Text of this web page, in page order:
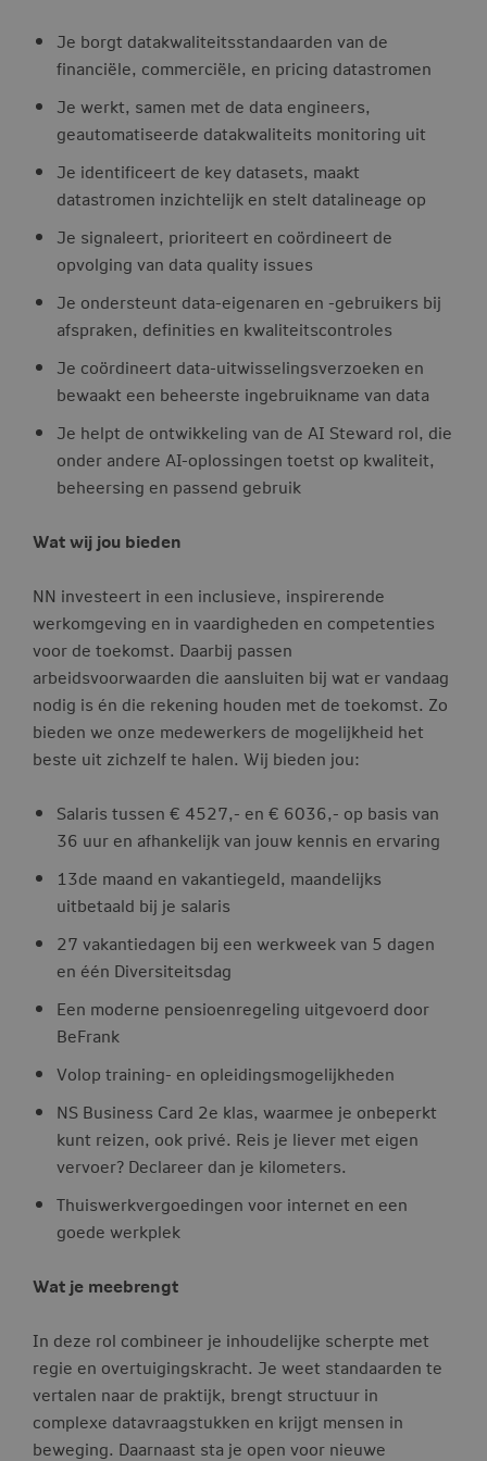
Je borgt datakwaliteitsstandaarden van de
financiële, commerciële, en pricing datastromen
Je werkt, samen met de data engineers,
geautomatiseerde datakwaliteits monitoring uit
Je identificeert de key datasets, maakt
datastromen inzichtelijk en stelt datalineage op
Je signaleert, prioriteert en coördineert de
opvolging van data quality issues
Je ondersteunt data-eigenaren en -gebruikers bij
afspraken, definities en kwaliteitscontroles
Je coördineert data-uitwisselingsverzoeken en
bewaakt een beheerste ingebruikname van data
Je helpt de ontwikkeling van de AI Steward rol, die
onder andere AI-oplossingen toetst op kwaliteit,
beheersing en passend gebruik
Wat wij jou bieden
NN investeert in een inclusieve, inspirerende
werkomgeving en in vaardigheden en competenties
voor de toekomst. Daarbij passen
arbeidsvoorwaarden die aansluiten bij wat er vandaag
nodig is én die rekening houden met de toekomst. Zo
bieden we onze medewerkers de mogelijkheid het
beste uit zichzelf te halen. Wij bieden jou:
Salaris tussen € 4527,- en € 6036,- op basis van
36 uur en afhankelijk van jouw kennis en ervaring
13de maand en vakantiegeld, maandelijks
uitbetaald bij je salaris
27 vakantiedagen bij een werkweek van 5 dagen
en één Diversiteitsdag
Een moderne pensioenregeling uitgevoerd door
BeFrank
Volop training- en opleidingsmogelijkheden
NS Business Card 2e klas, waarmee je onbeperkt
kunt reizen, ook privé. Reis je liever met eigen
vervoer? Declareer dan je kilometers.
Thuiswerkvergoedingen voor internet en een
goede werkplek
Wat je meebrengt
In deze rol combineer je inhoudelijke scherpte met
regie en overtuigingskracht. Je weet standaarden te
vertalen naar de praktijk, brengt structuur in
complexe datavraagstukken en krijgt mensen in
beweging. Daarnaast sta je open voor nieuwe